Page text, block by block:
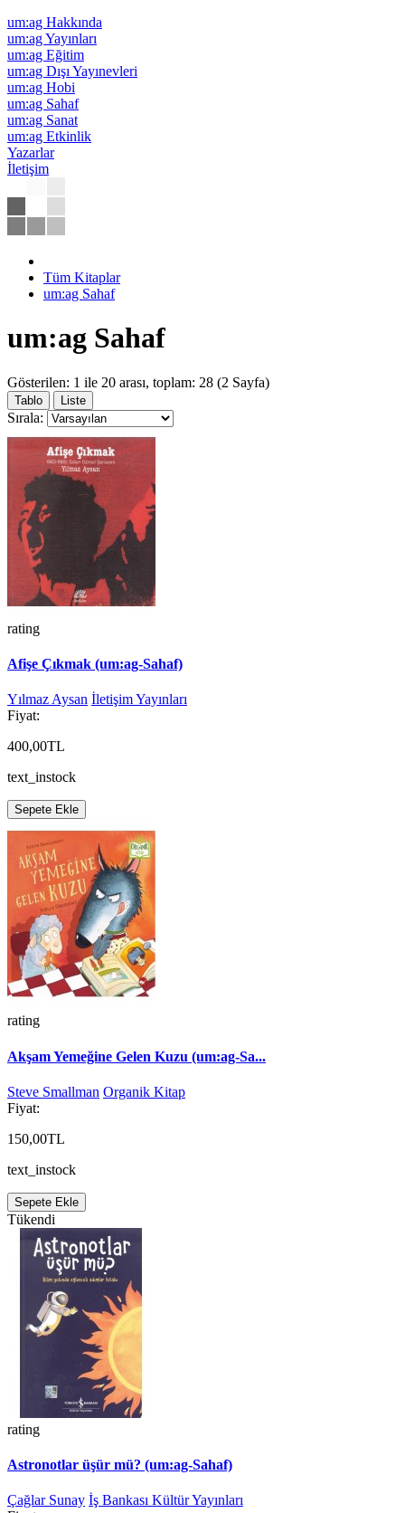
um:ag Hakkında
um:ag Yayınları
um:ag Eğitim
um:ag Dışı Yayınevleri
um:ag Hobi
um:ag Sahaf
um:ag Sanat
um:ag Etkinlik
Yazarlar
İletişim
Tüm Kitaplar
um:ag Sahaf
um:ag Sahaf
Gösterilen: 1 ile 20 arası, toplam: 28 (2 Sayfa)
Tablo Liste
Sırala:
rating
Afişe Çıkmak (um:ag-Sahaf)
Yılmaz Aysan İletişim Yayınları
Fiyat:
400,00TL
text_instock
Sepete Ekle
rating
Akşam Yemeğine Gelen Kuzu (um:ag-Sa...
Steve Smallman Organik Kitap
Fiyat:
150,00TL
text_instock
Sepete Ekle
Tükendi
rating
Astronotlar üşür mü? (um:ag-Sahaf)
Çağlar Sunay İş Bankası Kültür Yayınları